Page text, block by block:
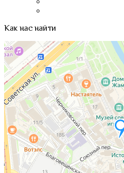
Как нас найти